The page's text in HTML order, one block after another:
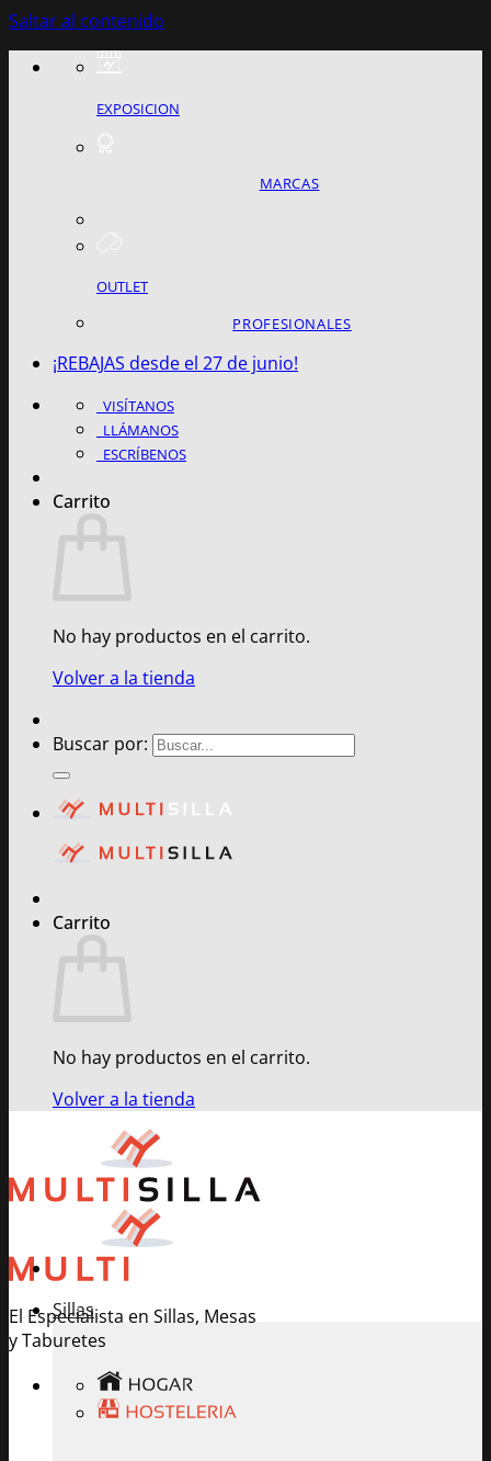
Saltar al contenido
EXPOSICION
MARCAS
OUTLET
PROFESIONALES
¡REBAJAS desde el 27 de junio!
VISÍTANOS
LLÁMANOS
ESCRÍBENOS
Carrito
No hay productos en el carrito.
Volver a la tienda
Buscar por:
Carrito
No hay productos en el carrito.
Volver a la tienda
El Especialista en Sillas, Mesas
y Taburetes
Sillas